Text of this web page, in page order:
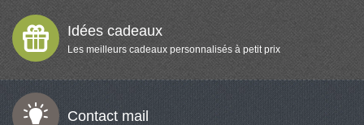
Idées cadeaux
Les meilleurs cadeaux personnalisés à petit prix
Contact mail